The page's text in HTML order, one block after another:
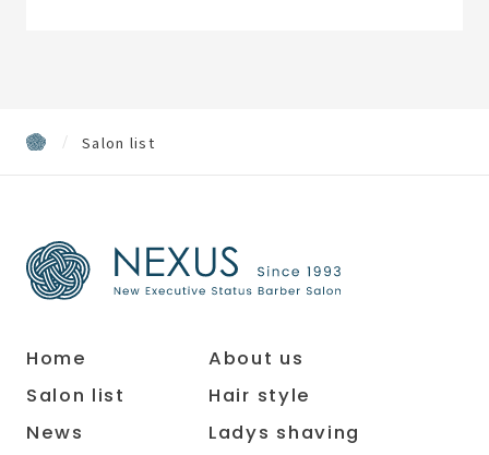
Salon list
Home
About us
Salon list
Hair style
News
Ladys shaving